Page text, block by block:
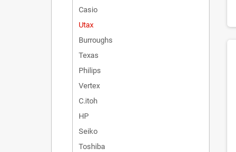
Casio
Utax
Burroughs
Texas
Philips
Vertex
C.itoh
HP
Seiko
Toshiba